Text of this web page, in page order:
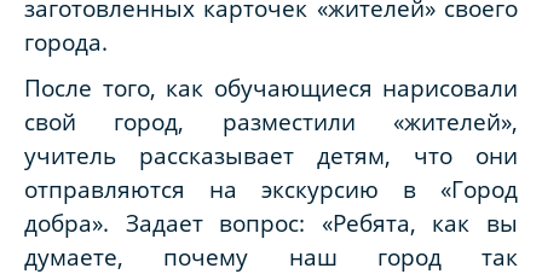
заготовленных карточек «жителей» своего
города.
После того, как обучающиеся нарисовали
свой город, разместили «жителей»,
учитель рассказывает детям, что они
отправляются на экскурсию в «Город
добра». Задает вопрос: «Ребята, как вы
думаете, почему наш город так